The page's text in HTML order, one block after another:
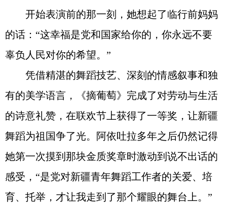
开始表演前的那一刻，她想起了临行前妈妈
的话：“这幸福是党和国家给你的，你永远不要
辜负人民对你的希望。”
凭借精湛的舞蹈技艺、深刻的情感叙事和独
有的美学语言，《摘葡萄》完成了对劳动与生活
的诗意礼赞，在联欢节上获得了一等奖，让新疆
舞蹈为祖国争了光。阿依吐拉多年之后仍然记得
她第一次摸到那块金质奖章时激动到说不出话的
感受，“是党对新疆青年舞蹈工作者的关爱、培
育、托举，才让我走到了那个耀眼的舞台上。”